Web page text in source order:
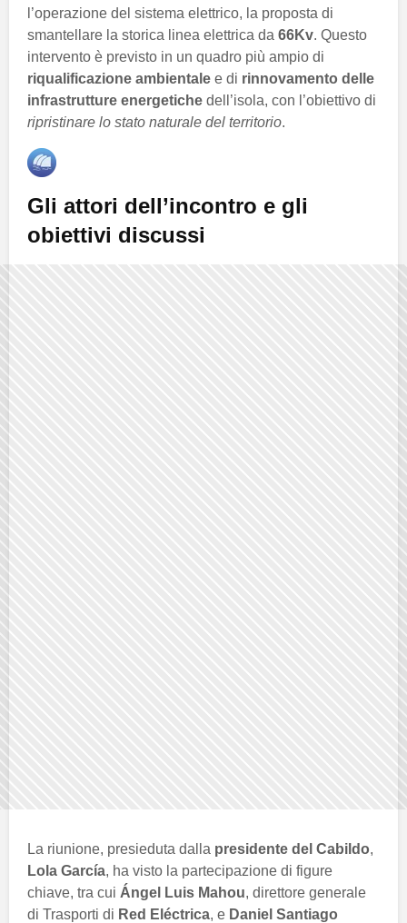
l’operazione del sistema elettrico, la proposta di
smantellare la storica linea elettrica da 66Kv. Questo
intervento è previsto in un quadro più ampio di
riqualificazione ambientale e di rinnovamento delle
infrastrutture energetiche dell’isola, con l’obiettivo di
ripristinare lo stato naturale del territorio.
Gli attori dell’incontro e gli
obiettivi discussi
La riunione, presieduta dalla presidente del Cabildo,
Lola García, ha visto la partecipazione di figure
chiave, tra cui Ángel Luis Mahou, direttore generale
di Trasporti di Red Eléctrica, e Daniel Santiago